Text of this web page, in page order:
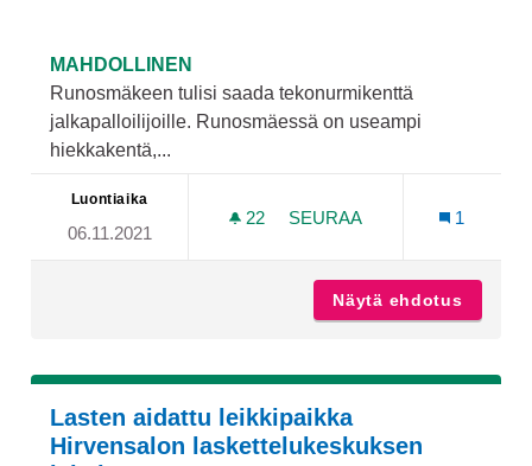
MAHDOLLINEN
Runosmäkeen tulisi saada tekonurmikenttä
jalkapalloilijoille. Runosmäessä on useampi
hiekkakentä,...
Luontiaika
06.11.2021
22 22 SEURAAJAA
SEURAA
1
Näytä ehdotus
Lasten aidattu leikkipaikka
Hirvensalon laskettelukeskuksen